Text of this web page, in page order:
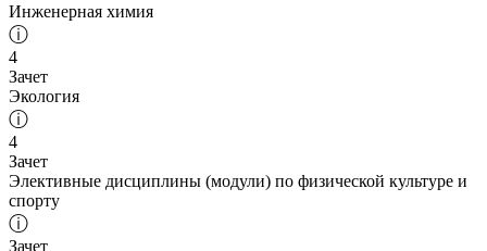
Инженерная химия
ⓘ
4
Зачет
Экология
ⓘ
4
Зачет
Элективные дисциплины (модули) по физической культуре и
спорту
ⓘ
Зачет